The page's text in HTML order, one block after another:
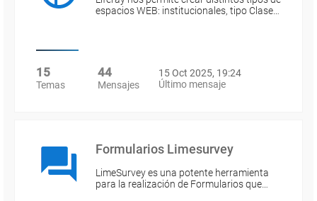
espacios WEB: institucionales, tipo Clase…
15
Temas
44
Mensajes
15 Oct 2025, 19:24
Último mensaje
Formularios Limesurvey
LimeSurvey es una potente herramienta
para la realización de Formularios que…